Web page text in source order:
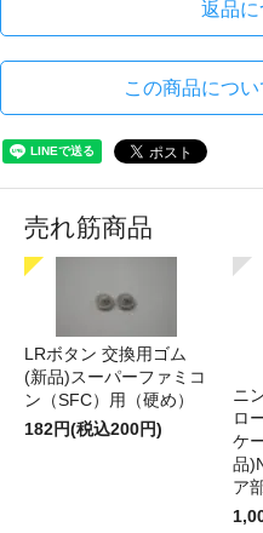
返品に
この商品につ
売れ筋商品
LRボタン 交換用ゴム
(新品)スーパーファミコ
ン（SFC）用（硬め）
182円(税込200円)
ニ
ロ
ケ
品
ア